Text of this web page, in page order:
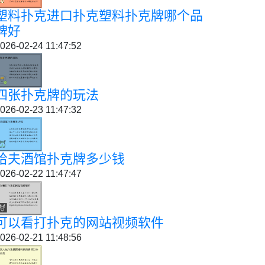
料扑克进口扑克塑料扑克牌哪个品
好
02-24 11:47:52
张扑克牌的玩法
02-23 11:47:32
夫酒馆扑克牌多少钱
02-22 11:47:47
以看打扑克的网站视频软件
02-21 11:48:56